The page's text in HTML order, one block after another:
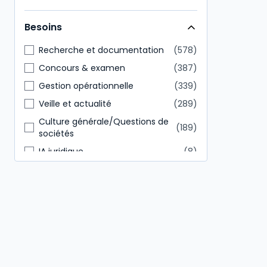
Direction générale
146
Tout public
85
Besoins
Recherche et documentation
578
Concours & examen
387
Gestion opérationnelle
339
Veille et actualité
289
Culture générale/Questions de
sociétés
189
IA juridique
8